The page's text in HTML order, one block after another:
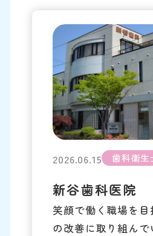
2026.06.15 歯科衛生
新谷歯科医院
笑顔で働く職場を
の改善に取り組んで